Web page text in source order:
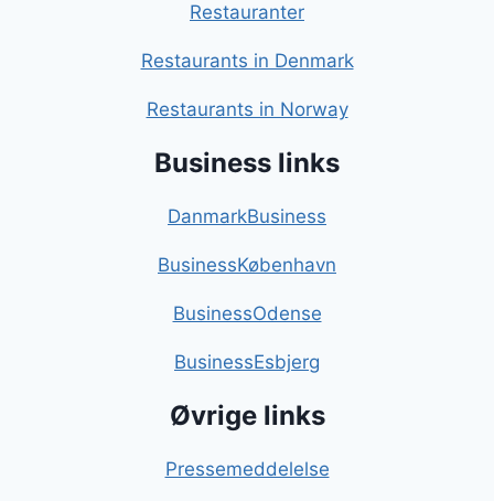
Restauranter
Restaurants in Denmark
Restaurants in Norway
Business links
DanmarkBusiness
BusinessKøbenhavn
BusinessOdense
BusinessEsbjerg
Øvrige links
Pressemeddelelse